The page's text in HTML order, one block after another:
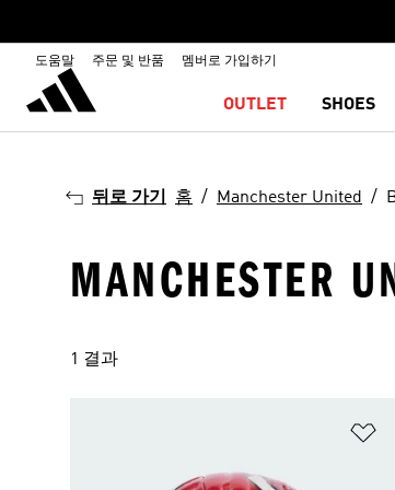
도움말 주문 및 반품 멤버로 가입하기
OUTLET SHOES
뒤로 가기 홈 Manchester United
MANCHESTER
1 결과